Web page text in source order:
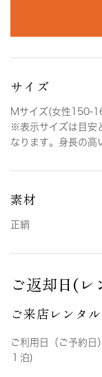
サイズ
Mサイズ(女性150-
※表示サイズは目安
なります。身長の高
素材
正絹
ご返却日(レ
ご来店レンタ
ご利用日（ご予約日
１泊)